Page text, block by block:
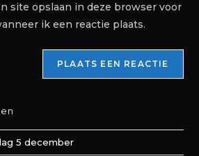
site opslaan in deze browser voor
ik een reactie plaats.
5 december